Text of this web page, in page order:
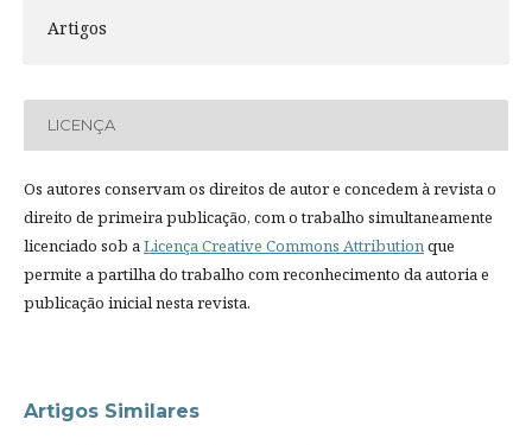
Artigos
LICENÇA
Os autores conservam os direitos de autor e concedem à revista o
direito de primeira publicação, com o trabalho simultaneamente
licenciado sob aLicença Creative Commons Attributionque
permite a partilha do trabalho com reconhecimento da autoria e
publicação inicial nesta revista.
Artigos Similares